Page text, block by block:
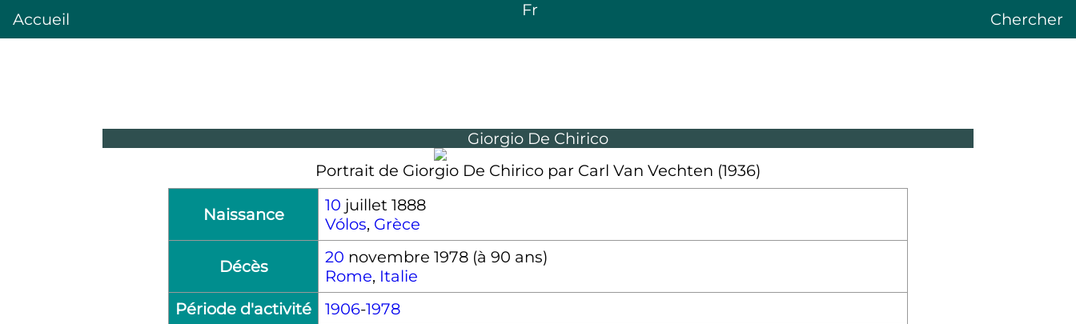
Accueil Fr Chercher
Giorgio De Chirico
Portrait de Giorgio De Chirico par Carl Van Vechten (1936)
Naissance 10 juillet 1888
Vólos, Grèce
Décès 20 novembre 1978 (à 90 ans)
Rome, Italie
Période d'activité
1906-1978